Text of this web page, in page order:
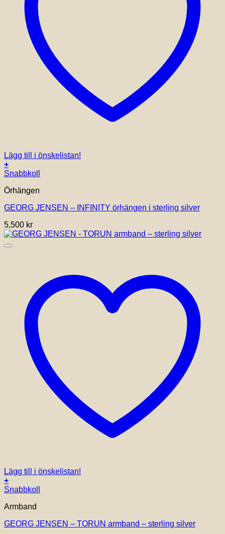
Lägg till i önskelistan!
+
Snabbkoll
Örhängen
GEORG JENSEN – INFINITY örhängen i sterling silver
5,500 kr
Lägg till i önskelistan!
+
Den
produkten
flera
Snabbkoll
Armband
GEORG JENSEN – TORUN armband – sterling silver